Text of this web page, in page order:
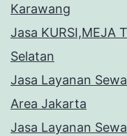
Karawang
Jasa KURSI,MEJA
Selatan
Jasa Layanan
Area Jakarta
Jasa Layanan